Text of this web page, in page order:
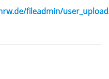
fileadmin/